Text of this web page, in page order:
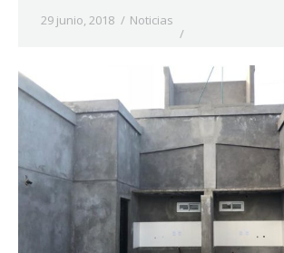
29 junio, 2018 Noticias